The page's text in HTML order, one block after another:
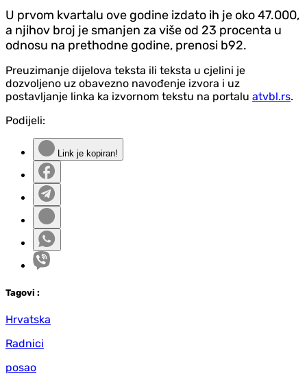
U prvom kvartalu ove godine izdato ih je oko 47.000,
a njihov broj je smanjen za više od 23 procenta u
odnosu na prethodne godine, prenosi b92.
Preuzimanje dijelova teksta ili teksta u cjelini je
dozvoljeno uz obavezno navođenje izvora i uz
postavljanje linka ka izvornom tekstu na portalu atvbl.rs.
Podijeli:
Link je kopiran!
Tagovi :
Hrvatska
Radnici
posao